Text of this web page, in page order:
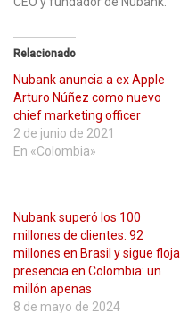
Relacionado
Nubank anuncia a ex Apple
Arturo Núñez como nuevo
chief marketing officer
2 de junio de 2021
En «Colombia»
Nubank superó los 100
millones de clientes: 92
millones en Brasil y sigue floja
presencia en Colombia: un
millón apenas
8 de mayo de 2024